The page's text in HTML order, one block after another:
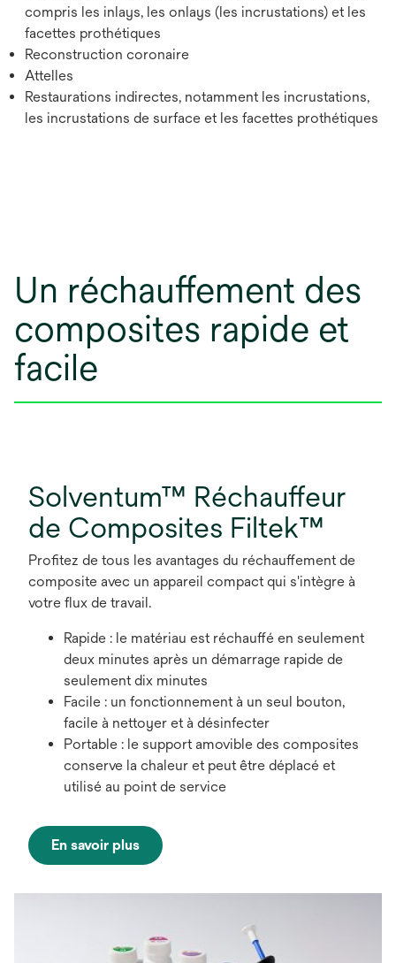
compris les inlays, les onlays (les incrustations) et les
facettes prothétiques
Reconstruction coronaire
Attelles
Restaurations indirectes, notamment les incrustations,
les incrustations de surface et les facettes prothétiques
Un réchauffement des
composites rapide et
facile
Solventum™ Réchauffeur
de Composites Filtek™
Profitez de tous les avantages du réchauffement de
composite avec un appareil compact qui s'intègre à
votre flux de travail.
Rapide : le matériau est réchauffé en seulement
deux minutes après un démarrage rapide de
seulement dix minutes
Facile : un fonctionnement à un seul bouton,
facile à nettoyer et à désinfecter
Portable : le support amovible des composites
conserve la chaleur et peut être déplacé et
utilisé au point de service
En savoir plus
s’ouvre
un